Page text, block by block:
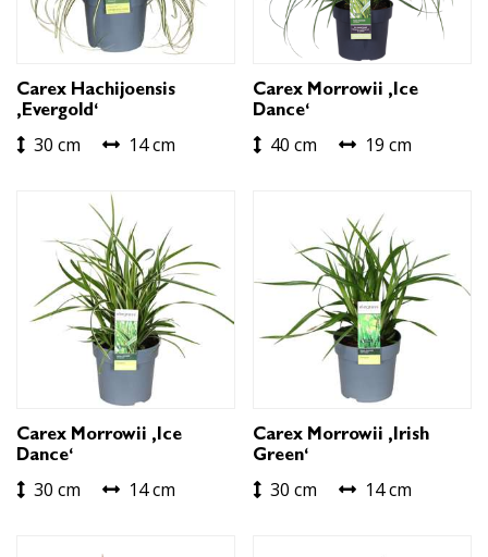
Carex Hachijoensis
‚Evergold‘
30 cm 14 cm
Carex Morrowii ‚Ice
Dance‘
40 cm 19 cm
Carex Morrowii ‚Ice
Dance‘
30 cm 14 cm
Carex Morrowii ‚Irish
Green‘
30 cm 14 cm